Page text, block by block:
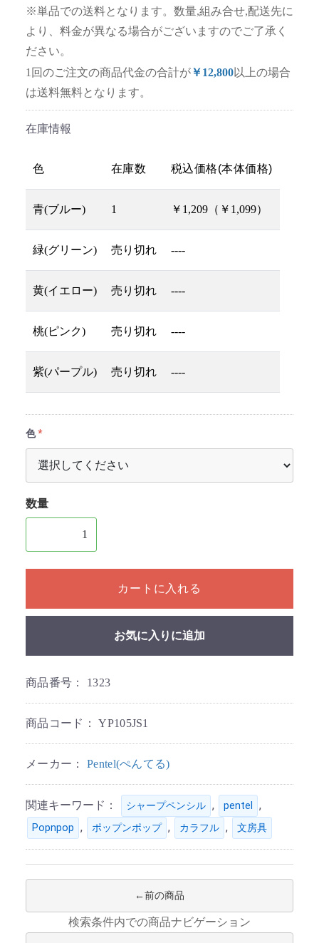
※単品での送料となります。数量,組み合せ,配送先に
より、料金が異なる場合がございますのでご了承く
ださい。
1回のご注文の商品代金の合計が￥12,800以上の場合
は送料無料となります。
在庫情報
色 在庫数 税込価格(本体価格)
青(ブルー) 1 ￥1,209（￥1,099）
緑(グリーン) 売り切れ ----
黄(イエロー) 売り切れ ----
桃(ピンク) 売り切れ ----
紫(パープル) 売り切れ ----
色
数量
1個以上の数量を入力してください
カートに入れる
お気に入りに追加
商品番号： 1323
商品コード：YP105JS1
メーカー： Pentel(ぺんてる)
関連キーワード： シャープペンシル , pentel ,
Popnpop , ポップンポップ , カラフル , 文房具
前の商品
検索条件内での商品ナビゲーション